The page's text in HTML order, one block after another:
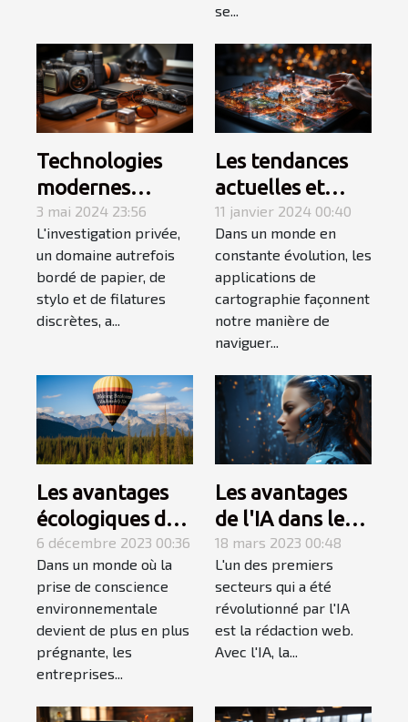
se...
Technologies
modernes
utilisées dans
l'investigation
privée
3 mai 2024 23:56
L'investigation privée,
un domaine autrefois
bordé de papier, de
stylo et de filatures
discrètes, a...
Les tendances
actuelles et
futures des
applications de
cartographie
11 janvier 2024 00:40
Dans un monde en
constante évolution, les
applications de
cartographie façonnent
notre manière de
naviguer...
Les avantages
écologiques des
ballons
publicitaires
réutilisables
6 décembre 2023 00:36
Dans un monde où la
prise de conscience
environnementale
devient de plus en plus
prégnante, les
entreprises...
Les avantages
de l'IA dans le
domaine de la
rédaction web
18 mars 2023 00:48
L'un des premiers
secteurs qui a été
révolutionné par l'IA
est la rédaction web.
Avec l'IA, la...